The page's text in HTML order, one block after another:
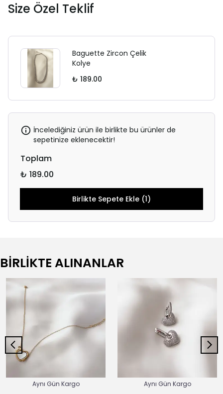
Size Özel Teklif
Baguette Zircon Çelik
Kolye
₺ 189.00
İncelediğiniz ürün ile birlikte bu ürünler de
sepetinize eklenecektir!
Toplam
₺ 189.00
Birlikte Sepete Ekle (1)
BİRLİKTE ALINANLAR
Aynı Gün Kargo Aynı Gün Kargo